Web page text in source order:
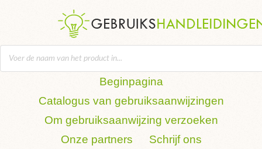
Beginpagina
Catalogus van gebruiksaanwijzingen
Om gebruiksaanwijzing verzoeken
Onze partners
Schrijf ons